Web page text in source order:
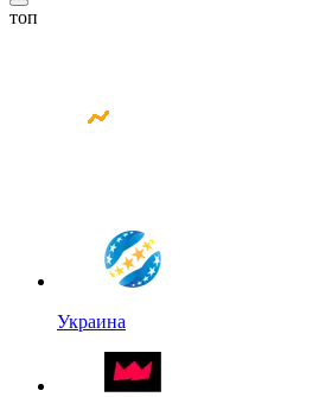
топ
Украина